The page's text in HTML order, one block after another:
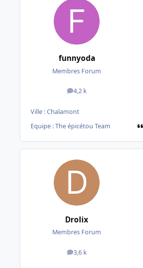
funnyoda
Membres Forum
4,2 k
messages
Ville :Chalamont
Equipe : The épicétou Team
Drolix
Membres Forum
3,6 k
messages